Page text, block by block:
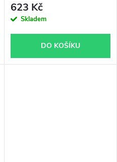
623 Kč
Skladem
DO KOŠÍKU